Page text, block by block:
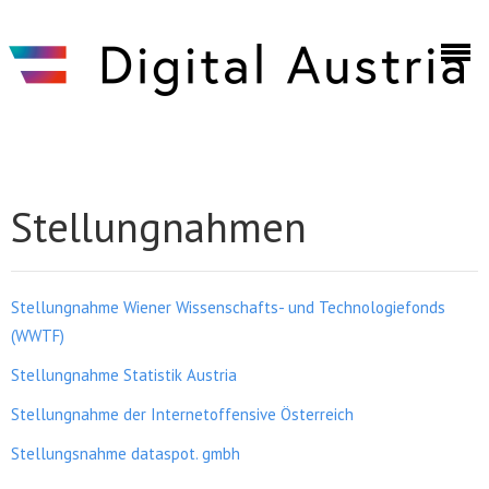
Stellungnahmen
Stellungnahme Wiener Wissenschafts- und Technologiefonds
(WWTF)
Stellungnahme Statistik Austria
Stellungnahme der Internetoffensive Österreich
Stellungsnahme dataspot. gmbh